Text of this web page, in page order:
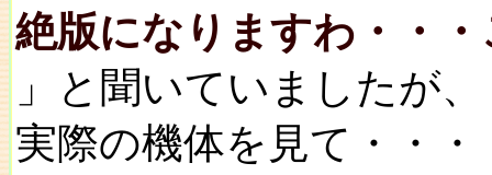
絶版になりますわ・・
」と聞いていましたが、
実際の機体を見て・・